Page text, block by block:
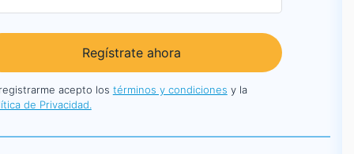
Regístrate ahora
acepto los términos y condiciones y la
de Privacidad.